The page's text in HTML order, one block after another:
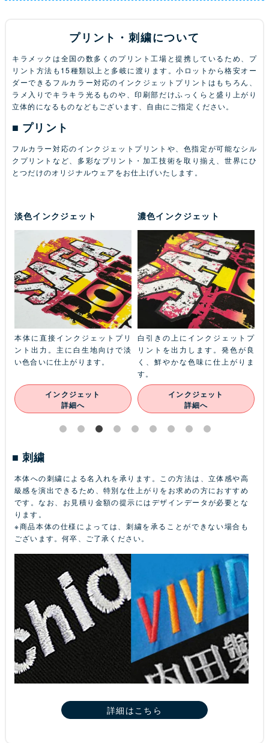
プリント・刺繍について
キラメックは全国の数多くのプリント工場と提携しているため、プ
リント方法も15種類以上と多岐に渡ります。小ロットから格安オー
ダーできるフルカラー対応のインクジェットプリントはもちろん、
ラメ入りでキラキラ光るものや、印刷部だけふっくらと盛り上がり
立体的になるものなどもございます、自由にご指定ください。
プリント
フルカラー対応のインクジェットプリントや、色指定が可能なシル
クプリントなど、多彩なプリント・加工技術を取り揃え、世界にひ
とつだけのオリジナルウェアをお仕上げいたします。
淡色インクジェット
本体に直接インクジェットプリ
ント出力。主に白生地向けで淡
い色合いに仕上がります。
インクジェット
詳細へ
濃色インクジェット
白引きの上にインクジェットプ
リントを出力します。発色が良
く、鮮やかな色味に仕上がりま
す。
インクジェット
詳細へ
刺繍
本体への刺繍による名入れを承ります。この方法は、立体感や高
級感を演出できるため、特別な仕上がりをお求めの方におすすめ
です。なお、お見積り金額の提示にはデザインデータが必要とな
ります。
※商品本体の仕様によっては、刺繍を承ることができない場合も
ございます。何卒、ご了承ください。
詳細はこちら